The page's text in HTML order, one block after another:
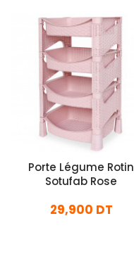
Porte Légume Rotin
Sotufab Rose
29,900 DT